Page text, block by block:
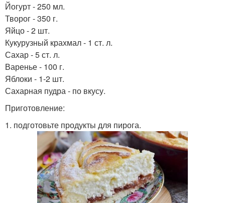
Йогурт - 250 мл.
Творог - 350 г.
Яйцо - 2 шт.
Кукурузный крахмал - 1 ст. л.
Сахар - 5 ст. л.
Варенье - 100 г.
Яблоки - 1-2 шт.
Сахарная пудра - по вкусу.
Приготовление:
1. подготовьте продукты для пирога.